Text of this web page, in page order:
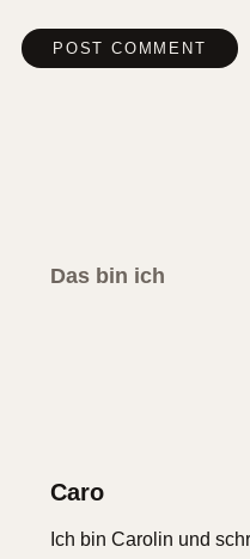
Das bin ich
Caro
Ich bin Carolin und